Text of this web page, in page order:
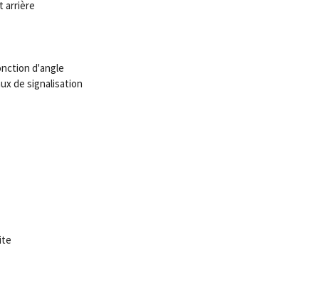
arrière
d'angle
de signalisation